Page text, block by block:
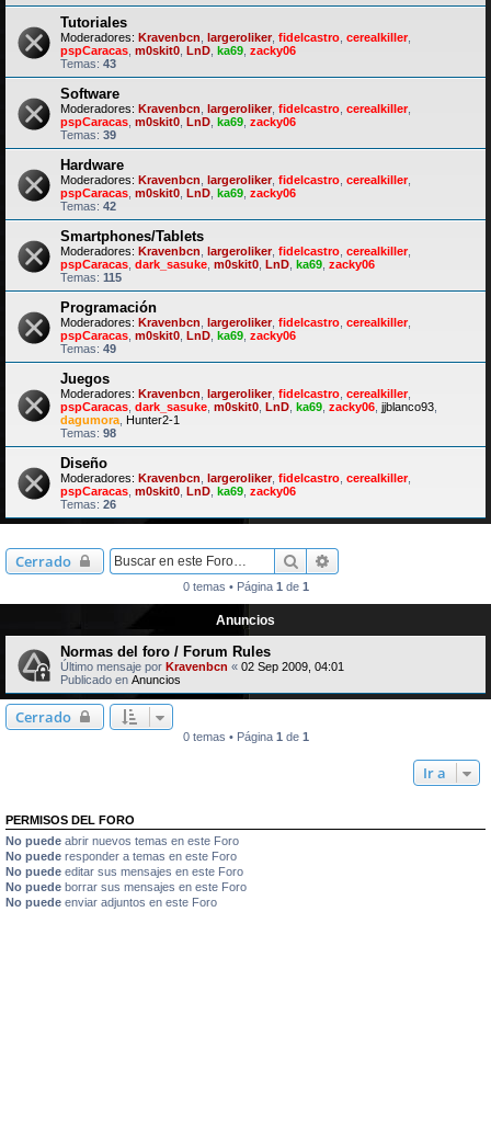
Tutoriales
Moderadores: Kravenbcn largeroliker, fidelcastro cerealkiller,
pspCaracas m0skit0 LnD ka69 zacky06
Temas: 43
Software
Moderadores: Kravenbcn largeroliker, fidelcastro cerealkiller,
pspCaracas m0skit0 LnD ka69 zacky06
Temas: 39
Hardware
Moderadores: Kravenbcn largeroliker, fidelcastro cerealkiller,
pspCaracas m0skit0 LnD ka69 zacky06
Temas: 42
Smartphones/Tablets
Moderadores: Kravenbcn largeroliker, fidelcastro cerealkiller,
pspCaracas dark_sasuke m0skit0 LnD ka69 zacky06
Temas: 115
Programación
Moderadores: Kravenbcn largeroliker, fidelcastro cerealkiller,
pspCaracas m0skit0 LnD ka69 zacky06
Temas: 49
Juegos
Moderadores: Kravenbcn largeroliker, fidelcastro cerealkiller,
pspCaracas dark_sasuke m0skit0 LnD ka69 zacky06 jjblanco93
dagumora Hunter2-1
Temas: 98
Diseño
Moderadores: Kravenbcn largeroliker, fidelcastro cerealkiller,
pspCaracas m0skit0 LnD ka69 zacky06
Temas: 26
Cerrado Buscar
0 temas • Página 1 de 1
Anuncios
Normas del foro / Forum Rules
Último mensaje por Kravenbcn « 02 Sep 2009, 04:01
Publicado en Anuncios
Cerrado
0 temas • Página 1 de 1
Ir a
PERMISOS DEL FORO
No puede abrir nuevos temas en este Foro
No puede responder a temas en este Foro
No puede editar sus mensajes en este Foro
No puede borrar sus mensajes en este Foro
No puede enviar adjuntos en este Foro